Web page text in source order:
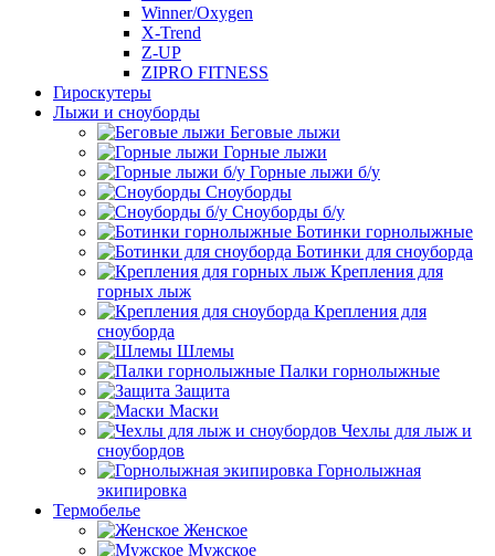
Winner/Oxygen
X-Trend
Z-UP
ZIPRO FITNESS
Гироскутеры
Лыжи и сноуборды
Беговые лыжи
Горные лыжи
Горные лыжи б/у
Сноуборды
Сноуборды б/у
Ботинки горнолыжные
Ботинки для сноуборда
Крепления для
горных лыж
Крепления для
сноуборда
Шлемы
Палки горнолыжные
Защита
Маски
Чехлы для лыж и
сноубордов
Горнолыжная
экипировка
Термобелье
Женское
Мужское